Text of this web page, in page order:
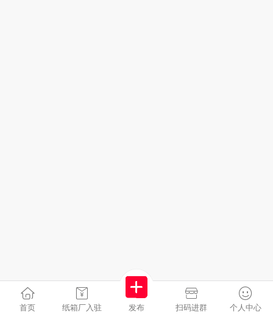
首页 纸箱厂入驻 发布 扫码进群 个人中心